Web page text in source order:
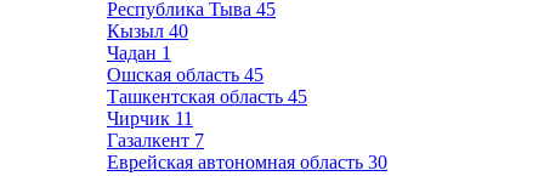
Республика Тыва 45
Кызыл 40
Чадан 1
Ошская область 45
Ташкентская область 45
Чирчик 11
Газалкент 7
Еврейская автономная область 30